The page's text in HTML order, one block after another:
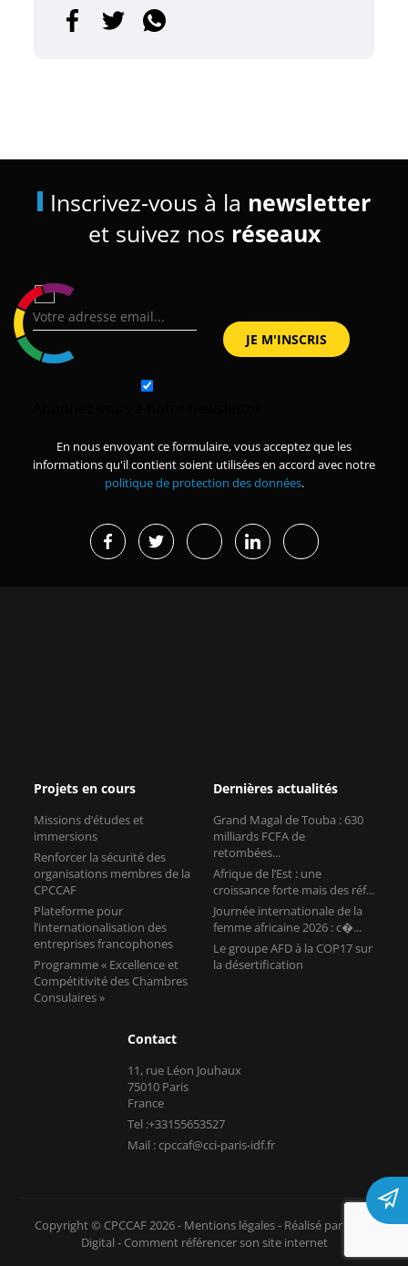
Inscrivez-vous à la newsletter
et suivez nos réseaux
En nous envoyant ce formulaire, vous acceptez que les
informations qu'il contient soient utilisées en accord avec notre
politique de protection des données.
Projets en cours
Missions d’études et
immersions
Renforcer la sécurité des
organisations membres de la
CPCCAF
Plateforme pour
l’internationalisation des
entreprises francophones
Programme « Excellence et
Compétitivité des Chambres
Consulaires »
Dernières actualités
Grand Magal de Touba : 630
milliards FCFA de
retombées...
Afrique de l’Est : une
croissance forte mais des réf...
Journée internationale de la
femme africaine 2026 : c�...
Le groupe AFD à la COP17 sur
la désertification
Contact
11, rue Léon Jouhaux
75010 Paris
France
Tel :+33155653527
Mail : cpccaf@cci-paris-idf.fr
Copyright © CPCCAF 2026 - Mentions légales- Réalisé par Tokiz
Digital - Comment référencer son site internet